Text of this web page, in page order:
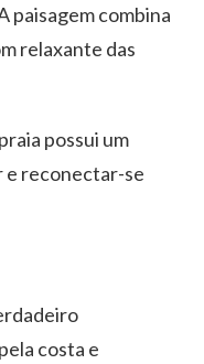
paisagem combina
relaxante das
possui um
e reconectar-se
costa e